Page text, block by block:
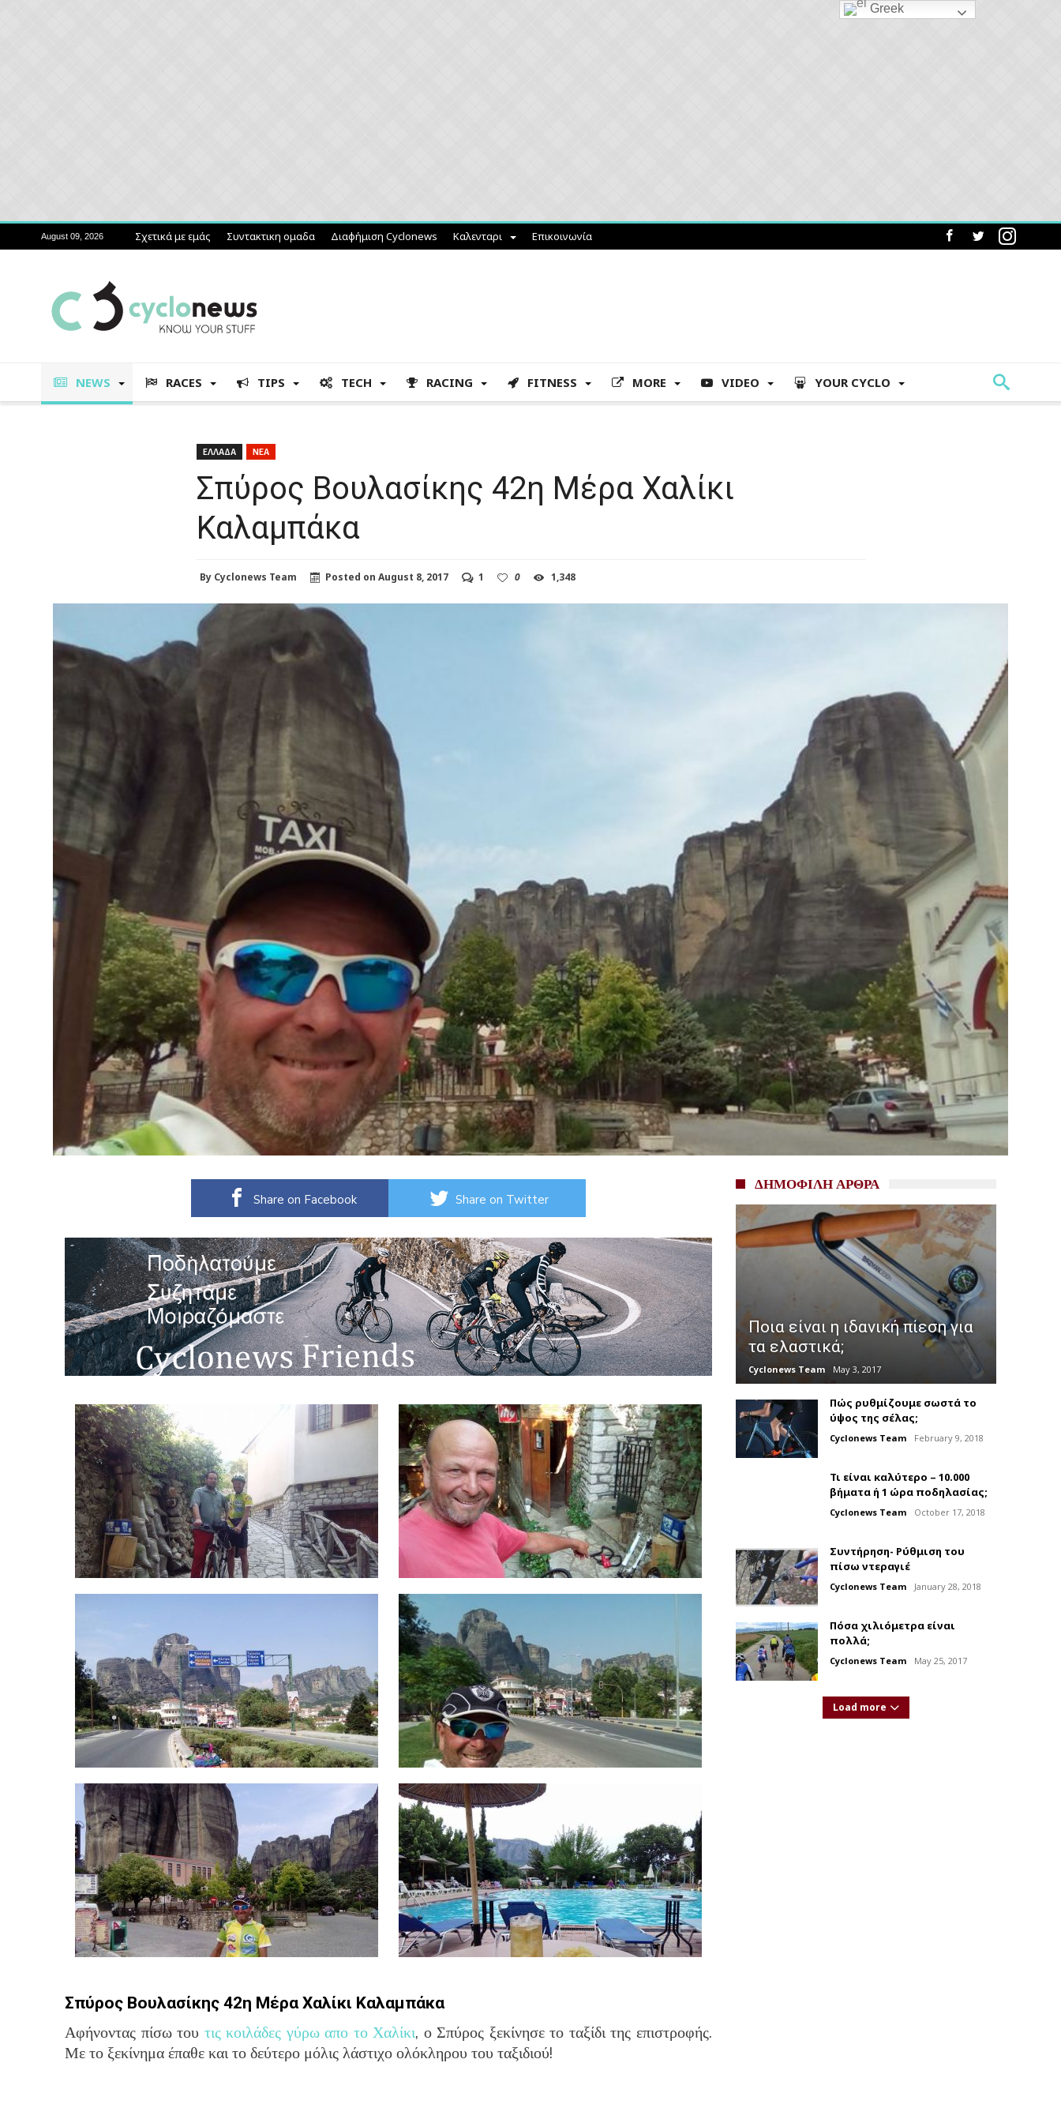
August 09, 2026 Σχετικά με εμάς Συντακτικη ομαδα Διαφήμιση Cyclonews Καλενταρι Επικοινωνία
NEWS RACES TIPS TECH RACING FITNESS MORE VIDEO YOUR CYCLO
ΕΛΛΑΔΑ ΝΕΑ
Σπύρος Βουλασίκης 42η Μέρα Χαλίκι
Καλαμπάκα
By Cyclonews Team Posted on August 8, 2017 1 0 1,348
Share on Facebook Share on Twitter
Σπύρος Βουλασίκης 42η Μέρα Χαλίκι Καλαμπάκα
Αφήνοντας πίσω του τις κοιλάδες γύρω απο το Χαλίκι, ο Σπύρος ξεκίνησε το ταξίδι της επιστροφής.
Με το ξεκίνημα έπαθε και το δεύτερο μόλις λάστιχο ολόκληρου του ταξιδιού!
ΔΗΜΟΦΙΛΗ ΑΡΘΡΑ
Ποια είναι η ιδανική πίεση για
τα ελαστικά;
Cyclonews Team May 3, 2017
Πώς ρυθμίζουμε σωστά το
ύψος της σέλας;
Cyclonews Team February 9, 2018
Τι είναι καλύτερο – 10.000
βήματα ή 1 ώρα ποδηλασίας;
Cyclonews Team October 17, 2018
Συντήρηση- Ρύθμιση του
πίσω ντεραγιέ
Cyclonews Team January 28, 2018
Πόσα χιλιόμετρα είναι
πολλά;
Cyclonews Team May 25, 2017
Load more
Greek